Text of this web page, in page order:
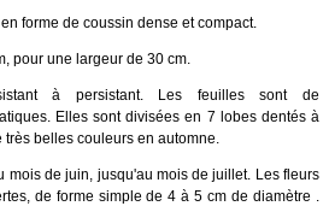
forme de coussin dense et compact.
pour une largeur de 30 cm.
à persistant. Les feuilles sont de
Elles sont divisées en 7 lobes dentés à
très belles couleurs en automne.
mois de juin, jusqu'au mois de juillet. Les fleurs
de forme simple de 4 à 5 cm de diamètre .